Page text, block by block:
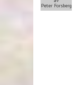
Peter Forsberg